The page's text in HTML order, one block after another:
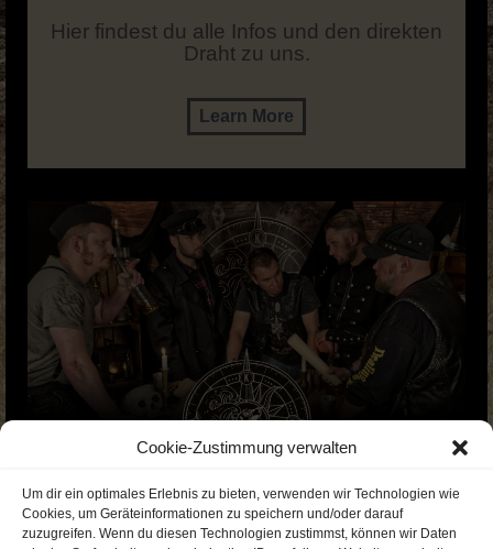
Cookie-Zustimmung verwalten
Um dir ein optimales Erlebnis zu bieten, verwenden wir Technologien wie
Cookies, um Geräteinformationen zu speichern und/oder darauf
zuzugreifen. Wenn du diesen Technologien zustimmst, können wir Daten
Hier findest du alle Infos und den direkten
Draht zu uns.
Learn More